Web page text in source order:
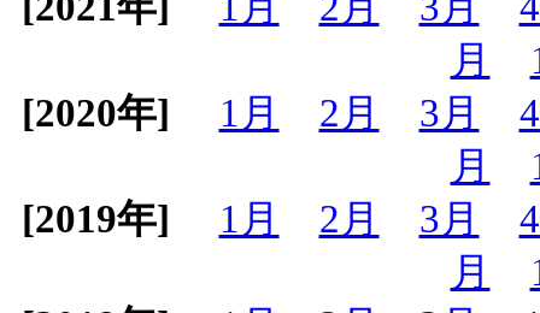
月
[2020年]
1月 2月 3月
月
[2019年]
1月 2月 3月
月